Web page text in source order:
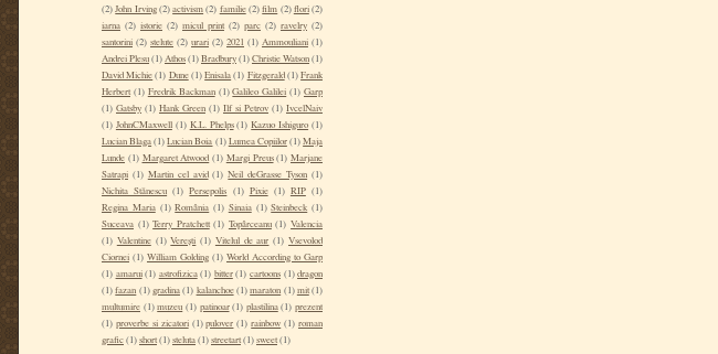
(2)John Irving (2)activism (2) familie(2)film (2) flori(2)
iarna (2) istorie (2) micul print (2) parc (2) ravelry (2)
santorini (2) stelute (2) urari (2) 2021 (1) Ammouliani (1)
Andrei Plesu(1)Athos(1)Bradbury(1)Christie Watson(1)
David Michie (1) Dune(1)Enisala (1) Fitzgerald(1)Frank
Herbert (1) Fredrik Backman (1) Galileo Galilei (1) Garp
(1) Gatsby (1) Hank Green (1) Ilf si Petrov (1) IvcelNaiv
(1) JohnCMaxwell (1) K.L. Phelps (1) Kazuo Ishiguro (1)
Lucian Blaga(1)Lucian Boia (1)Lumea Copiilor(1)Maja
Lunde (1) Margaret Atwood (1) Margi Preus (1) Marjane
Satrapi (1) Martin cel avid (1) Neil deGrasse Tyson (1)
Nichita Stănescu (1) Persepolis (1) Pixie (1) RIP (1)
Regina Maria (1) România (1) Sinaia (1) Steinbeck (1)
Suceava (1) Terry Pratchett (1) Topârceanu (1) Valencia
(1) Valentine (1) Verești (1) Vitelul de aur (1) Vsevolod
Ciornei (1) William Golding (1) World According to Garp
(1) amarui (1) astrofizica (1) bitter (1) cartoons (1) dragon
(1)fazan (1)gradina(1) kalanchoe (1)maraton (1) mit(1)
multumire (1) muzeu (1) patinoar (1) plastilina (1) prezent
(1) proverbe si zicatori (1) pulover (1) rainbow (1) roman
grafic(1)short(1)steluta(1)streetart(1)sweet(1)